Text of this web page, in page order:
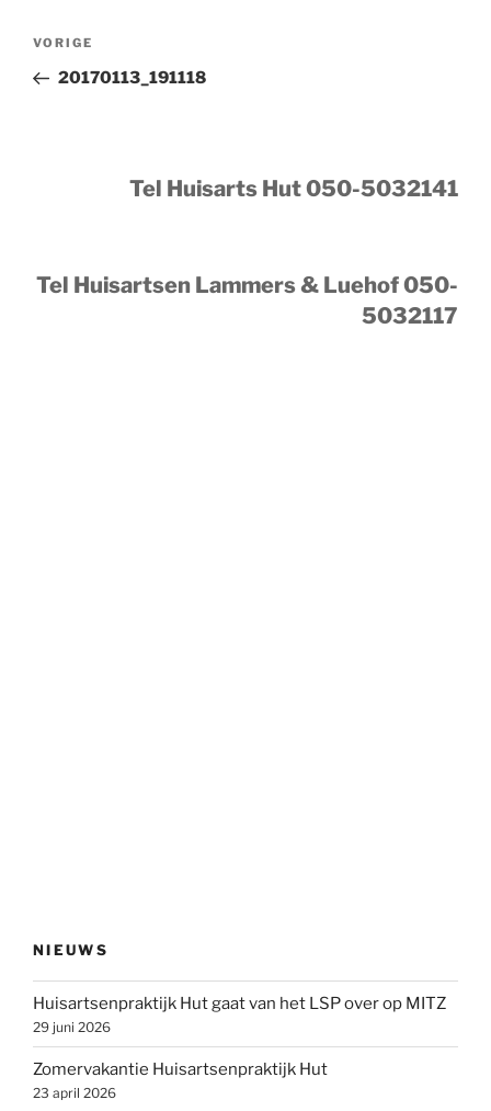
Bericht
Vorig
bericht
VORIGE
20170113_191118
Tel Huisarts Hut 050-5032141
Tel Huisartsen Lammers & Luehof 050-
5032117
NIEUWS
Huisartsenpraktijk Hut gaat van het LSP over op MITZ
29 juni 2026
Zomervakantie Huisartsenpraktijk Hut
23 april 2026